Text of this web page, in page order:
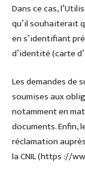
Dans ce cas,
qu’il souhaiterait
en s’identifiant
d’identité (carte
Les demandes de
soumises aux
notamment en
documents. Enfin,
réclamation
la CNIL (https ://